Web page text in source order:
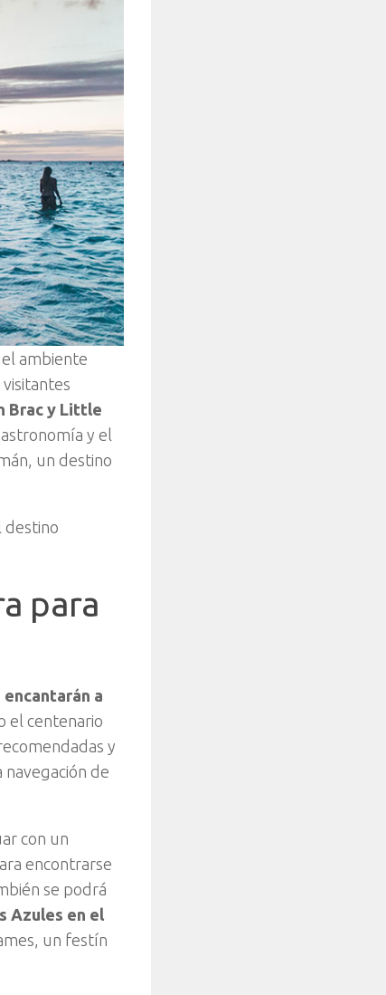
ambiente
Brac y Little
y el
un destino
destino
para
a
el centenario
y
de
con un
encontrarse
se podrá
Azules en el
un festín